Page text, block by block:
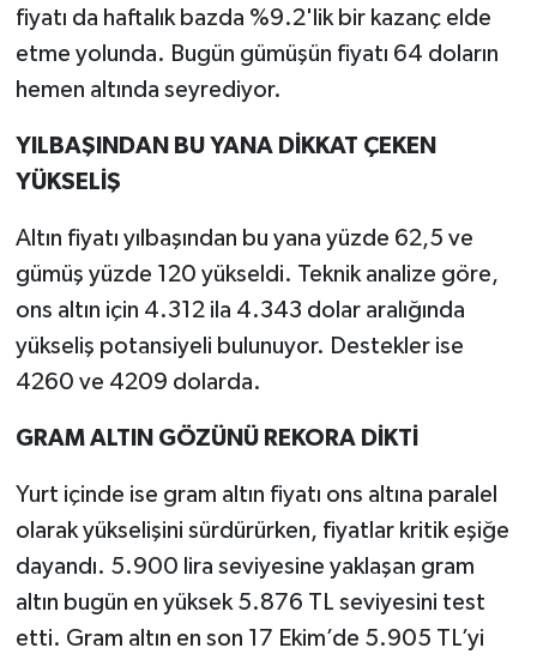
fiyatı da haftalık bazda %9.2'lik bir kazanç elde
etme yolunda. Bugün gümüşün fiyatı 64 doların
hemen altında seyrediyor.
YILBAŞINDAN BU YANA DİKKAT ÇEKEN
YÜKSELİŞ
Altın fiyatı yılbaşından bu yana yüzde 62,5 ve
gümüş yüzde 120 yükseldi. Teknik analize göre,
ons altın için 4.312 ila 4.343 dolar aralığında
yükseliş potansiyeli bulunuyor. Destekler ise
4260 ve 4209 dolarda.
GRAM ALTIN GÖZÜNÜ REKORA DİKTİ
Yurt içinde ise gram altın fiyatı ons altına paralel
olarak yükselişini sürdürürken, fiyatlar kritik eşiğe
dayandı. 5.900 lira seviyesine yaklaşan gram
altın bugün en yüksek 5.876 TL seviyesini test
etti. Gram altın en son 17 Ekim’de 5.905 TL’yi